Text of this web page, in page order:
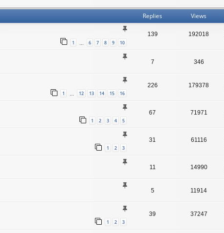
Replies Views
1 6 7 8 9 10
139 192018
7 346
1 12 13 14 15 16
226 179378
1 2 3 4 5
67 71971
1 2 3
31 61116
11 14990
5 11914
1 2 3
39 37247